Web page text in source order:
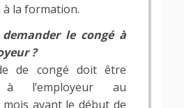
à la formation.
le congé à
?
de congé doit être
à l’employeur au
avant le début de